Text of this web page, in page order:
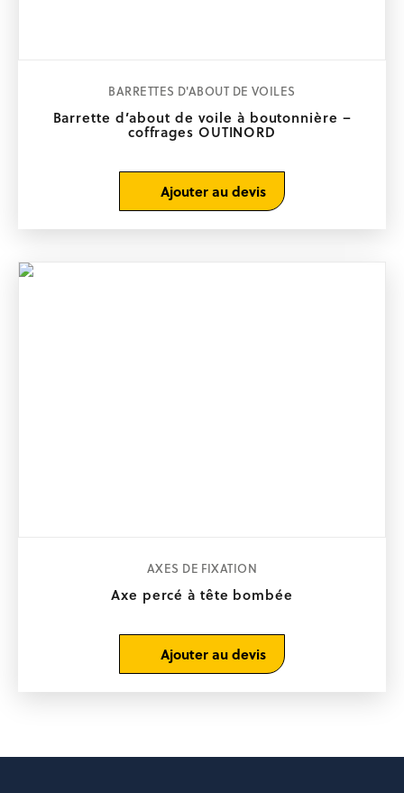
Barrette d’about de voile à boutonnière –
coffrages OUTINORD
BARRETTES D'ABOUT DE VOILES
Ajouter au devis
être
la
Axe percé à tête bombée
AXES DE FIXATION
Ajouter au devis